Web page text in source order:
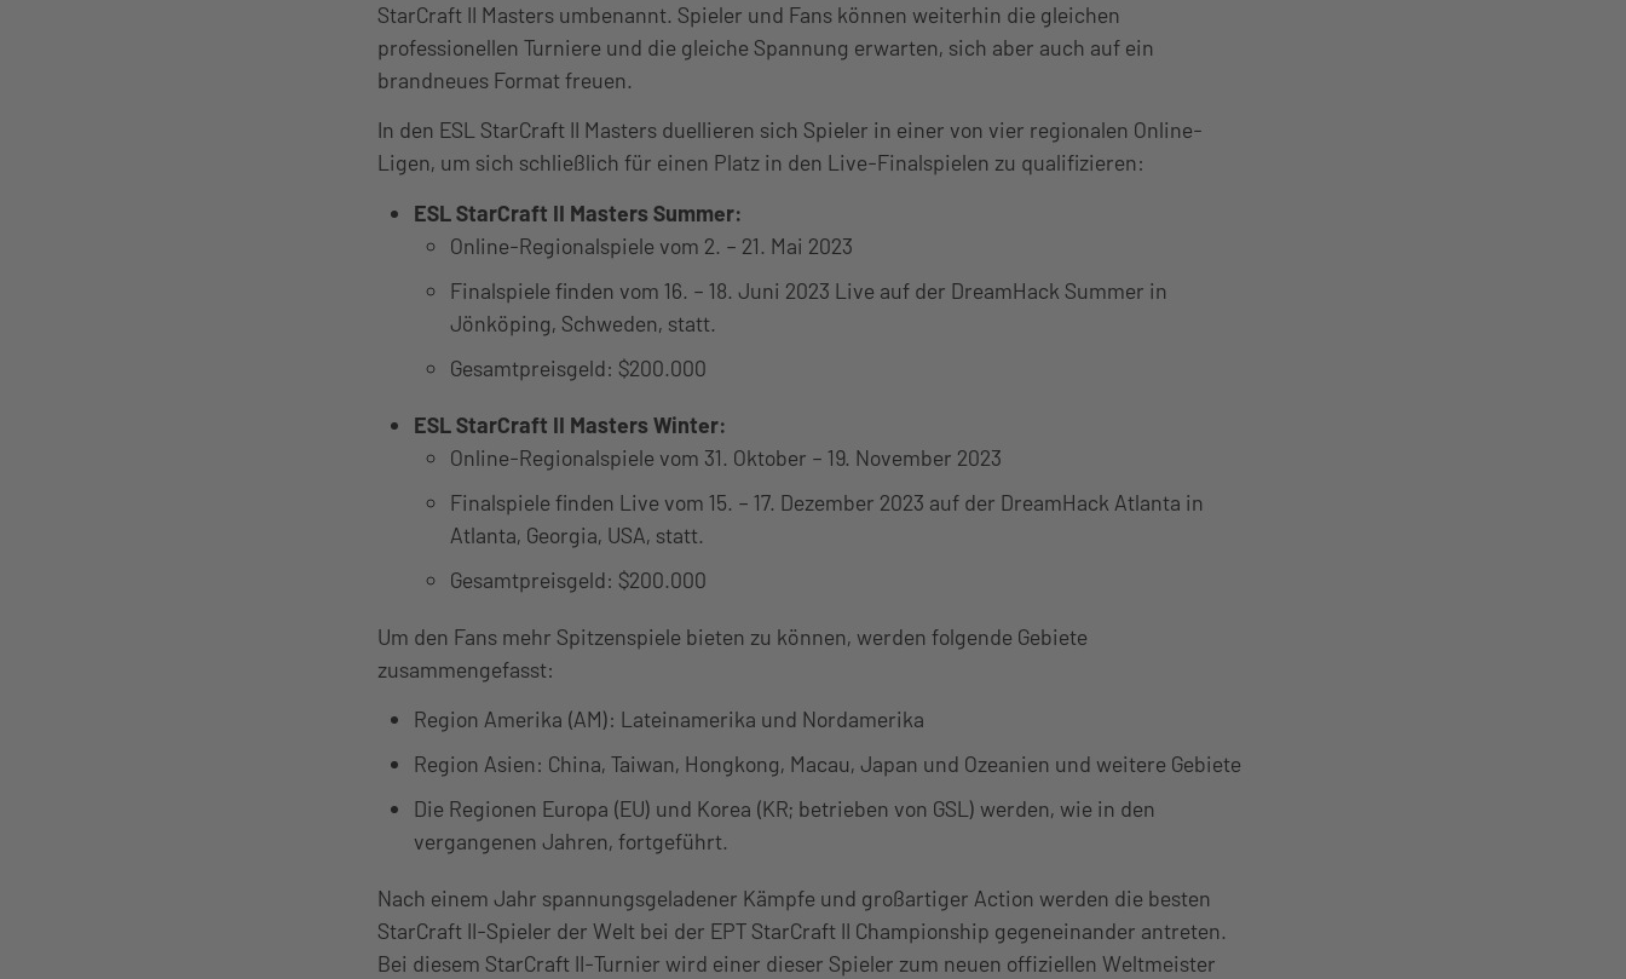
StarCraft II Masters umbenannt. Spieler und Fans können weiterhin die gleichen
professionellen Turniere und die gleiche Spannung erwarten, sich aber auch auf ein
brandneues Format freuen.
In den ESL StarCraft II Masters duellieren sich Spieler in einer von vier regionalen Online-
Ligen, um sich schließlich für einen Platz in den Live-Finalspielen zu qualifizieren:
ESL StarCraft II Masters Summer:
Online-Regionalspiele vom 2. – 21. Mai 2023
Finalspiele finden vom 16. – 18. Juni 2023 Live auf der DreamHack Summer in
Jönköping, Schweden, statt.
Gesamtpreisgeld: $200.000
ESL StarCraft II Masters Winter:
Online-Regionalspiele vom 31. Oktober – 19. November 2023
Finalspiele finden Live vom 15. – 17. Dezember 2023 auf der DreamHack Atlanta in
Atlanta, Georgia, USA, statt.
Gesamtpreisgeld: $200.000
Um den Fans mehr Spitzenspiele bieten zu können, werden folgende Gebiete
zusammengefasst:
Region Amerika (AM): Lateinamerika und Nordamerika
Region Asien: China, Taiwan, Hongkong, Macau, Japan und Ozeanien und weitere Gebiete
Die Regionen Europa (EU) und Korea (KR; betrieben von GSL) werden, wie in den
vergangenen Jahren, fortgeführt.
Nach einem Jahr spannungsgeladener Kämpfe und großartiger Action werden die besten
StarCraft II-Spieler der Welt bei der EPT StarCraft II Championship gegeneinander antreten.
Bei diesem StarCraft II-Turnier wird einer dieser Spieler zum neuen offiziellen Weltmeister